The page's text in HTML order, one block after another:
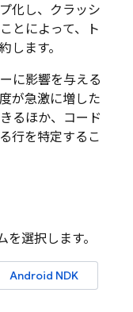
化し、クラッシ
とによって、ト
します。
に影響を与える
が急激に増した
るほか、コード
行を特定するこ
選択します。
Android NDK